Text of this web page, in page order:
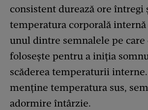
consistent durează ore întregi
temperatura corporală
unul dintre semnalele pe care
folosește pentru a iniția
scăderea temperaturii
menține temperatura sus,
adormire întârzie.